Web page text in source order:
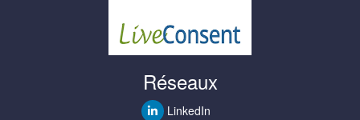
Réseaux
LinkedIn